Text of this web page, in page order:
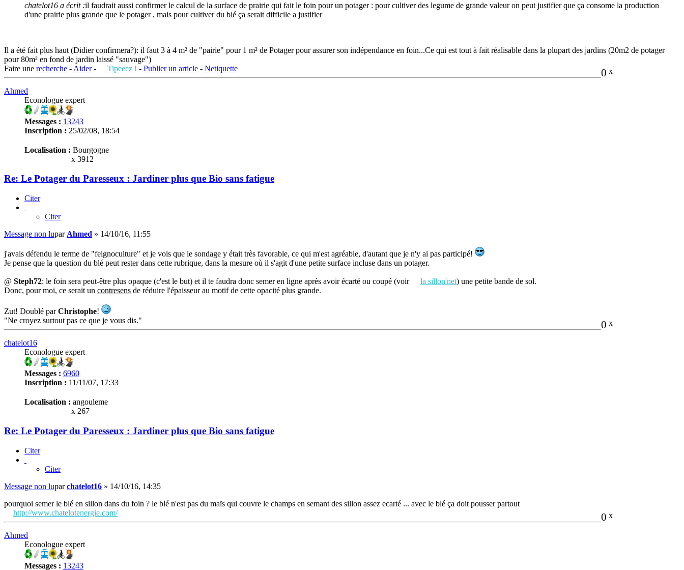
chatelot16 a écrit :il faudrait aussi confirmer le calcul de la surface de prairie qui fait le foin pour un potager : pour cultiver des legume de grande valeur on peut justifier que ça consome la production
d'une prairie plus grande que le potager , mais pour cultiver du blé ça serait difficile a justifier
Il a été fait plus haut (Didier confirmera?): il faut 3 à 4 m² de "pairie" pour 1 m² de Potager pour assurer son indépendance en foin...Ce qui est tout à fait réalisable dans la plupart des jardins (20m2 de potager
pour 80m² en fond de jardin laissé "sauvage")
0 x
Faire une recherche - Aider- Tipeeez ! - Publier un article - Netiquette
Ahmed
Econologue expert
Messages : 13243
Inscription : 25/02/08, 18:54
Localisation : Bourgogne
x 3912
Re: Le Potager du Paresseux : Jardiner plus que Bio sans fatigue
Citer
Citer
Message non lupar Ahmed » 14/10/16, 11:55
j'avais défendu le terme de "feignoculture" et je vois que le sondage y était très favorable, ce qui m'est agréable, d'autant que je n'y ai pas participé!
Je pense que la question du blé peut rester dans cette rubrique, dans la mesure où il s'agit d'une petite surface incluse dans un potager.
@ Steph72: le foin sera peut-être plus opaque (c'est le but) et il te faudra donc semer en ligne après avoir écarté ou coupé (voir la sillon'net) une petite bande de sol.
Donc, pour moi, ce serait un contresens de réduire l'épaisseur au motif de cette opacité plus grande.
Zut! Doublé parChristophe!
0 x
"Ne croyez surtout pas ce que je vous dis."
chatelot16
Econologue expert
Messages : 6960
Inscription : 11/11/07, 17:33
Localisation : angouleme
x 267
Re: Le Potager du Paresseux : Jardiner plus que Bio sans fatigue
Citer
Citer
Message non luparchatelot16 » 14/10/16, 14:35
pourquoi semer le blé en sillon dans du foin ? le blé n'est pas du maïs qui couvre le champs en semant des sillon assez ecarté ... avec le blé ça doit pousser partout
0 x
http://www.chatelotenergie.com/
Ahmed
Econologue expert
Messages : 13243